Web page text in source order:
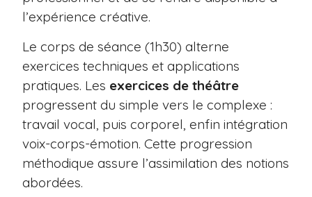
l’expérience créative.
Le corps de séance (1h30) alterne
exercices techniques et applications
pratiques. Les exercices de théâtre
progressent du simple vers le complexe :
travail vocal, puis corporel, enfin intégration
voix-corps-émotion. Cette progression
méthodique assure l’assimilation des notions
abordées.